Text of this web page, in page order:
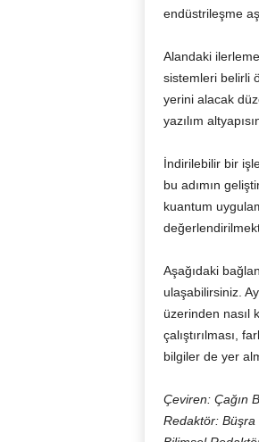
endüstrileşme
Alandaki
sistemleri belirli
yerini alacak
yazılım
İndirilebilir bir
bu adımın
kuantum
Aşağıdaki
ulaşabilirsiniz.
üzerinden nasıl
çalıştırılması,
bilgiler de yer
Çeviren: Çağın
Redaktör: Büşra